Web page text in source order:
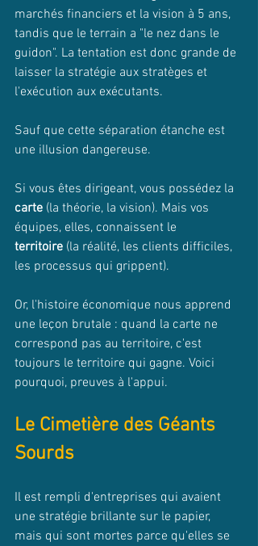
marchés financiers et la vision à 5 ans,
tandis que le terrain a "le nez dans le
guidon". La tentation est donc grande de
laisser la stratégie aux stratèges et
l'exécution aux exécutants.
Sauf que cette séparation étanche est
une illusion dangereuse.
Si vous êtes dirigeant, vous possédez la
carte (la théorie, la vision). Mais vos
équipes, elles, connaissent le
territoire (la réalité, les clients difficiles,
les processus qui grippent).
Or, l'histoire économique nous apprend
une leçon brutale : quand la carte ne
correspond pas au territoire, c'est
toujours le territoire qui gagne. Voici
pourquoi, preuves à l'appui.
Le Cimetière des Géants
Sourds
Il est rempli d'entreprises qui avaient
une stratégie brillante sur le papier,
mais qui sont mortes parce qu'elles se